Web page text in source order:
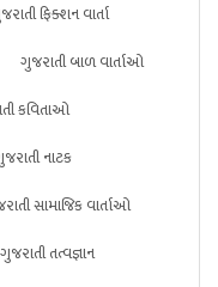
ફિક્શન વાર્તા
ગુજરાતી બાળ વાર્તાઓ
કવિતાઓ
નાટક
સામાજિક વાર્તાઓ
ગુજરાતી તત્વજ્ઞાન